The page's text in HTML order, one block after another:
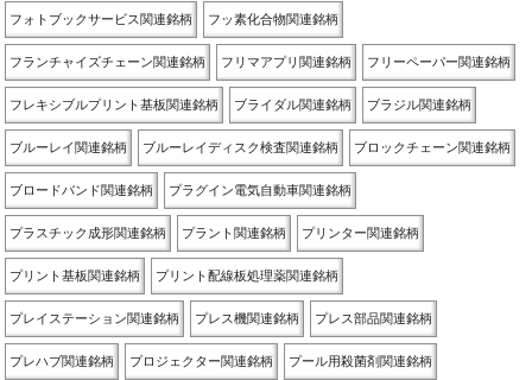
フォトブックサービス関連銘柄 フッ素化合物関連銘柄
フランチャイズチェーン関連銘柄 フリマアプリ関連銘柄 フリーペーパー関連銘柄
フレキシブルプリント基板関連銘柄 ブライダル関連銘柄 ブラジル関連銘柄
ブルーレイ関連銘柄 ブルーレイディスク検査関連銘柄 ブロックチェーン関連銘柄
ブロードバンド関連銘柄 プラグイン電気自動車関連銘柄
プラスチック成形関連銘柄 プラント関連銘柄 プリンター関連銘柄
プリント基板関連銘柄 プリント配線板処理薬関連銘柄
プレイステーション関連銘柄 プレス機関連銘柄 プレス部品関連銘柄
プレハブ関連銘柄 プロジェクター関連銘柄 プール用殺菌剤関連銘柄